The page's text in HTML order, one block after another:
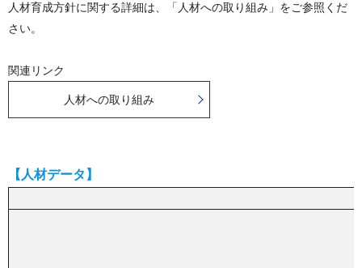
人材育成方針に関する詳細は、「人材への取り組み」をご参照くだ
さい。
関連リンク
人材への取り組み
【人材データ】